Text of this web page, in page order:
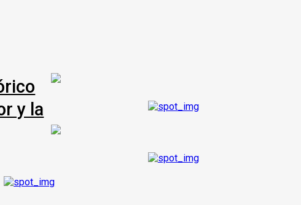
y la